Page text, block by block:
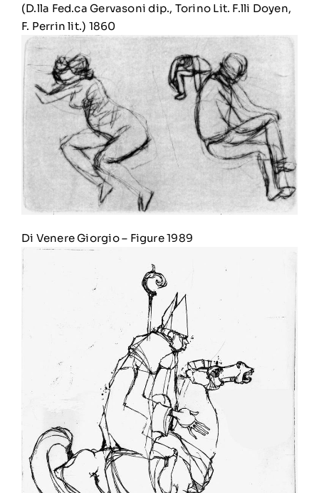
(D.lla Fed.ca Gervasoni dip., Torino Lit. F.lli Doyen,
F. Perrin lit.) 1860
Di Venere Giorgio– Figure 1989